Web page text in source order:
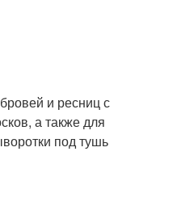
и ресниц с
а также для
под тушь